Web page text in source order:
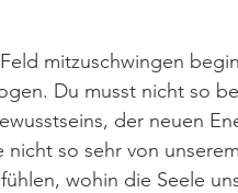
mitzuschwingen
Du musst nicht so
der neuen
nicht so sehr von
wohin die Seele